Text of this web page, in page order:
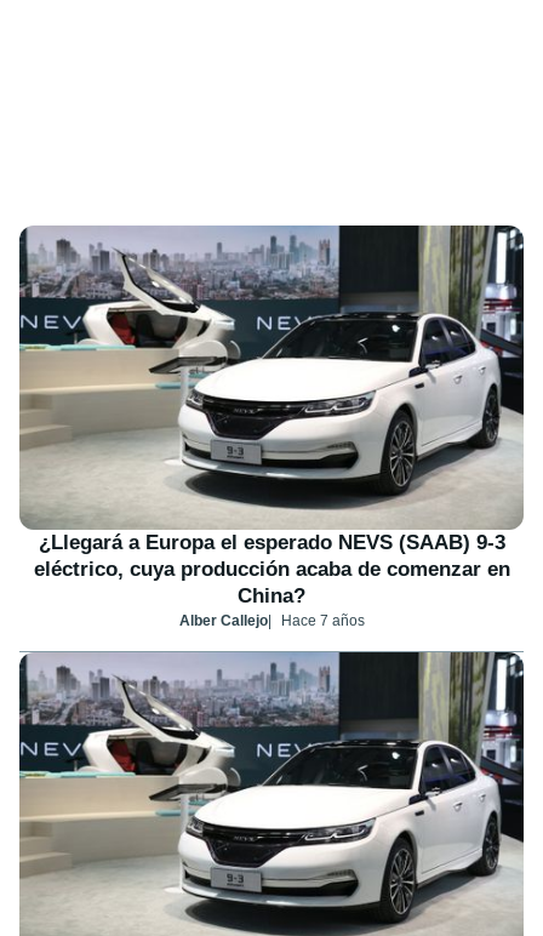
¿Llegará a Europa el esperado NEVS (SAAB) 9-3
eléctrico, cuya producción acaba de comenzar en
China?
Alber Callejo Hace 7 años